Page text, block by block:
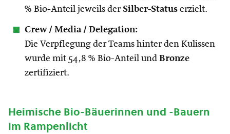
% Bio-Anteil jeweils derSilber-Status erzielt.
Crew / Media / Delegation:
Die Verpflegung der Teams hinter den Kulissen
wurde mit 54,8 % Bio-Anteil und Bronze
zertifiziert.
Heimische Bio-Bäuerinnen und -Bauern
im Rampenlicht